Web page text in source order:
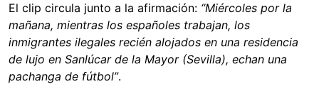
El clip circula junto a la afirmación: “Miércoles por la
mañana, mientras los españoles trabajan, los
inmigrantes ilegales recién alojados en una residencia
de lujo en Sanlúcar de la Mayor (Sevilla), echan una
pachanga de fútbol”.